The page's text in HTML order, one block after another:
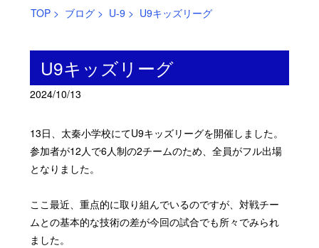
TOP> ブログ> U-9 > U9キッズリーグ
U9キッズリーグ
2024/10/13
13日、太秦小学校にてU9キッズリーグを開催しました。
参加者が12人で6人制の2チームのため、全員がフル出場
となりました。
ここ最近、重点的に取り組んでいるのですが、対戦チー
ムとの基本的な技術の差が今回の試合でも所々でみられ
ました。